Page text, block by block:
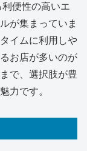
便性の高いエ
が集まっていま
イムに利用しや
お店が多いのが
で、選択肢が豊
力です。